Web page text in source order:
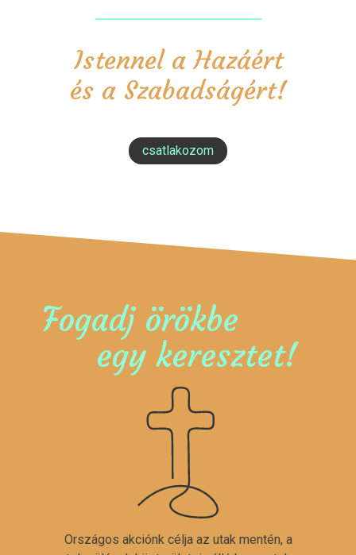
Istennel a Hazáért
és a Szabadságért!
csatlakozom
Fogadj örökbe
egy keresztet!
Országos akciónk célja az utak mentén, a